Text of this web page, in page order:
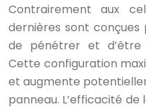
Contrairement aux
dernières sont
de pénétrer et d’être
Cette configuration
et augmente
panneau. L’efficacité